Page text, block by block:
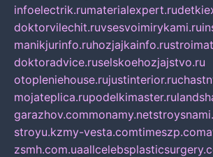
infoelectrik.rumaterialexpert.ru
doktorvilechit.ruvsesvoimirykami.ru
manikjurinfo.ruhozjajkainfo.ru
doktoradvice.ruselskoehozjajstvo.ru
otopleniehouse.rujustinterior.ru
mojateplica.rupodelkimaster.ru
garazhov.commonamy.net
stroyu.kzmy-vesta.comtimeszp.com
zsmh.com.ua